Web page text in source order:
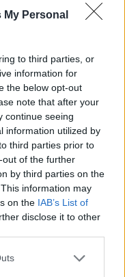
Personal
to third parties, or
information for
the below opt-out
note that after your
continue seeing
information utilized by
third parties prior to
of the further
by third parties on the
information may
on the IAB’s List of
disclose it to other
one or more Google
και όντως κάνει